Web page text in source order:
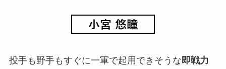
投手も野手もすぐに一軍で起用できそうな即戦力